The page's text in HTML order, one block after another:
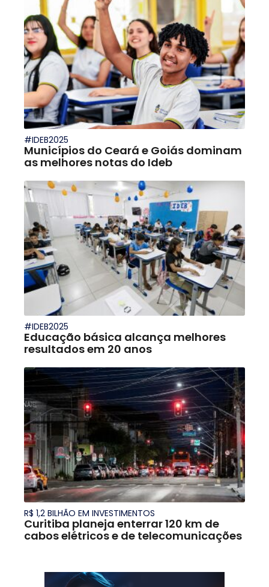
#IDEB2025
Municípios do Ceará e Goiás dominam
as melhores notas do Ideb
#IDEB2025
Educação básica alcança melhores
resultados em 20 anos
R$ 1,2 BILHÃO EM INVESTIMENTOS
Curitiba planeja enterrar 120 km de
cabos elétricos e de telecomunicações